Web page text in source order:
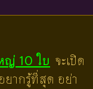
ญ่ 10 ใบ จะเปิด
ยากรู้ที่สุด อย่า